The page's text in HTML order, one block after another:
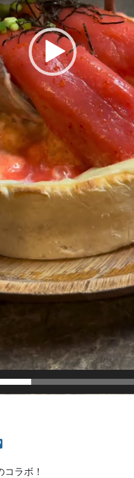
ラボ！